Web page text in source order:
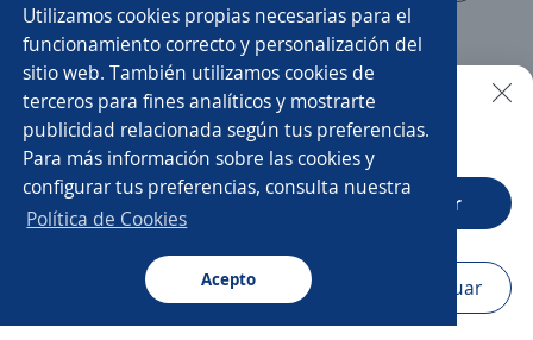
Utilizamos cookies propias necesarias para el
funcionamiento correcto y personalización del
sitio web. También utilizamos cookies de
terceros para fines analíticos y mostrarte
publicidad relacionada según tus preferencias.
Para más información sobre las cookies y
configurar tus preferencias, consulta nuestra
Política de Cookies
Acepto
Buscar Aplicaciones Avisos Favoritos
Técnico administrativo Asistente/a contable
Pasante de técnico en informática Administración
Asesor/a telefónico Programador júnior
Practicante ingeniería
Tecnólogo/a en sistemas
Buscar es más fácil en la app
CT App Abrir
Navegador Continuar